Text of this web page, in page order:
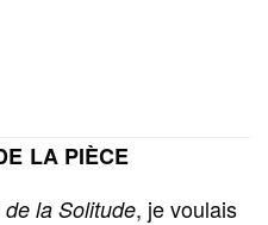
LA PIÈCE
la Solitude, je voulais